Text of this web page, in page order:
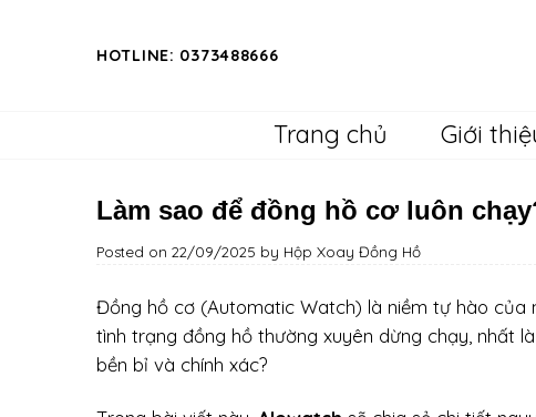
HOTLINE: 0373488666
Trang chủ Giới
Làm sao để đồng hồ cơ luôn
Posted on 22/09/2025 by Hộp Xoay Đồng Hồ
Đồng hồ cơ (Automatic Watch) là niềm tự hào của
tình trạng đồng hồ thường xuyên dừng chạy, nhất
bền bỉ và chính xác?